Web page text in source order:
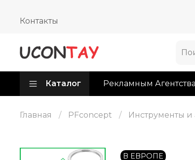
Контакты
Каталог Рекламным
Главная PFconcept Инструменты и
В ЕВРОПЕ